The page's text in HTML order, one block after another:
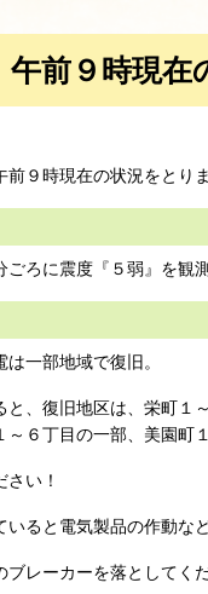
午前９時現
９時現在の状況をとり
ろに震度『５弱』を観
一部地域で復旧。
と、復旧地区は、栄町１
～６丁目の一部、美園町
い！
ると電気製品の作動な
レーカーを落としてくだ